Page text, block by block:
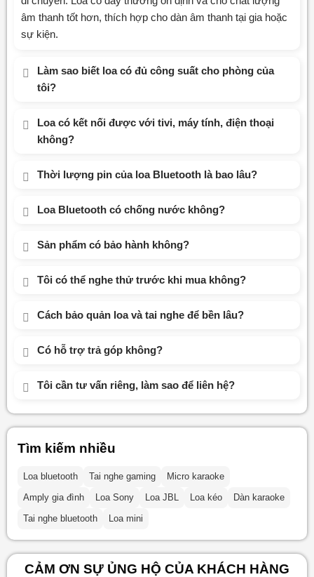
âm thanh tốt hơn, thích hợp cho dàn âm thanh tại gia hoặc
sự kiện.
Làm sao biết loa có đủ công suất cho phòng của
tôi?
Loa có kết nối được với tivi, máy tính, điện thoại
không?
Thời lượng pin của loa Bluetooth là bao lâu?
Loa Bluetooth có chống nước không?
Sản phẩm có bảo hành không?
Tôi có thể nghe thử trước khi mua không?
Cách bảo quản loa và tai nghe để bền lâu?
Có hỗ trợ trả góp không?
Tôi cần tư vấn riêng, làm sao để liên hệ?
Tìm kiếm nhiều
Loa bluetooth Tai nghe gaming
Micro karaoke
Amply gia đình
Loa Sony Loa JBL Loa kéo
Dàn karaoke
Tai nghe bluetooth
Loa mini
CẢM ƠN SỰ ỦNG HỘ CỦA KHÁCH HÀNG